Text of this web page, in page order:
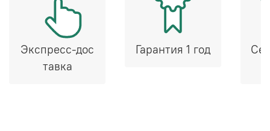
Экспресс-дос
тавка
Гарантия 1 год